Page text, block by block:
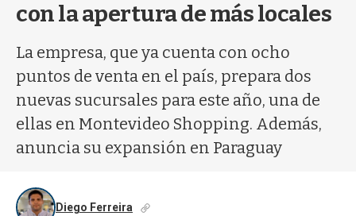
con la apertura de más locales
La empresa, que ya cuenta con ocho
puntos de venta en el país, prepara dos
nuevas sucursales para este año, una de
ellas en Montevideo Shopping. Además,
anuncia su expansión en Paraguay
Diego Ferreira